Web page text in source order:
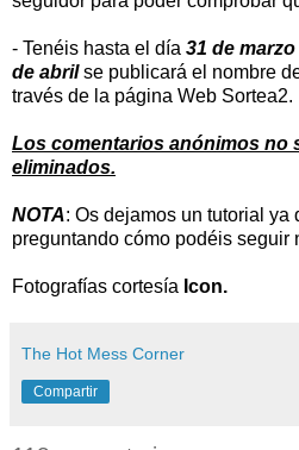
- Tenéis hasta el día 31 de marzo
de abrilse publicará el nombre
través de la página Web Sortea2.
Los comentarios anónimos no
eliminados.
NOTA: Os dejamos un tutorial ya
preguntando cómo podéis seguir
Fotografías cortesía Icon.
The Hot Mess Corner
Compartir